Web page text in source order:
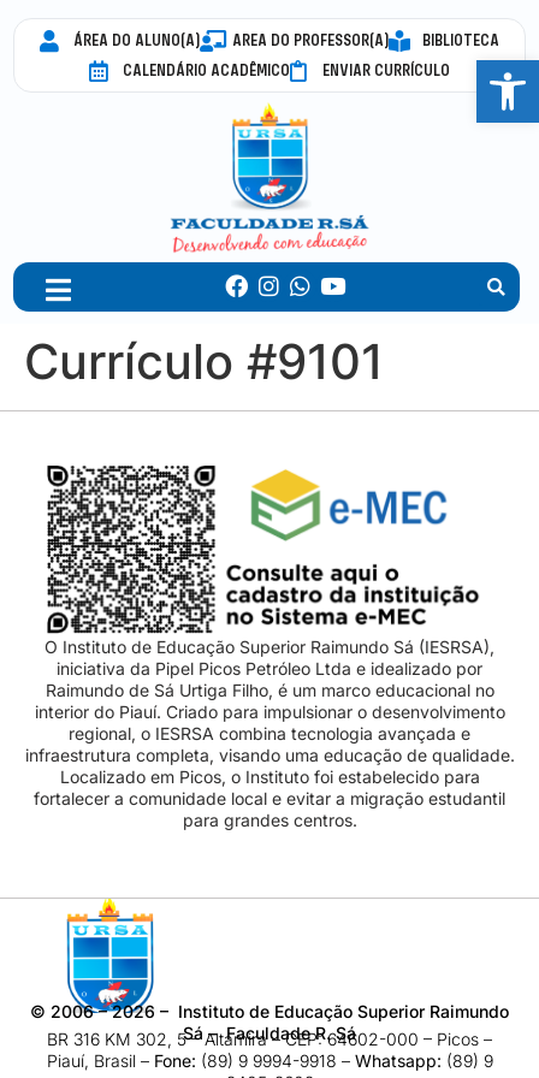
ÁREA DO ALUNO(A) AREA DO PROFESSOR(A)
BIBLIOTECA
CALENDÁRIO ACADÊMICO
ENVIAR CURRÍCULO
Currículo #9101
O Instituto de Educação Superior Raimundo Sá (IESRSA),
iniciativa da Pipel Picos Petróleo Ltda e idealizado por
Raimundo de Sá Urtiga Filho, é um marco educacional no
interior do Piauí. Criado para impulsionar o desenvolvimento
regional, o IESRSA combina tecnologia avançada e
infraestrutura completa, visando uma educação de qualidade.
Localizado em Picos, o Instituto foi estabelecido para
fortalecer a comunidade local e evitar a migração estudantil
para grandes centros.
© 2006 – 2026 – Instituto de Educação Superior Raimundo
Sá – Faculdade R. Sá
BR 316 KM 302, 5 – Altamira – CEP: 64602-000 – Picos –
Piauí, Brasil – Fone: (89) 9 9994-9918​ – Whatsapp: (89) 9
Abrir